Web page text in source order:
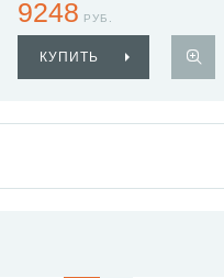
9248 РУБ.
КУПИТЬ